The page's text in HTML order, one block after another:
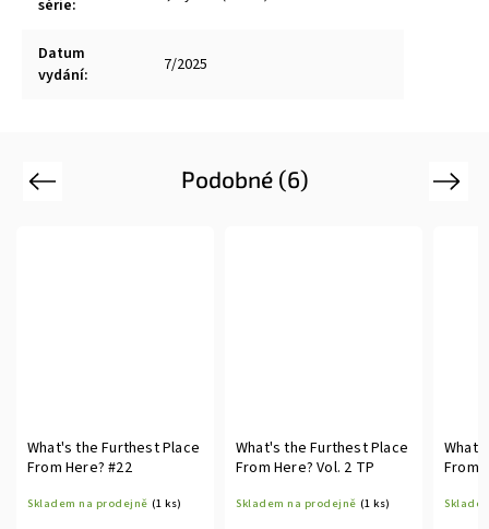
série:
Datum
vydání: 7/2025
Podobné (6)
Previous
What's the Furthest Place
From Here? #22
Skladem na prodejně (1 ks)
What's the Furthest Place
From Here? Vol. 2 TP
Skladem na prodejně (1 ks)
From
Next